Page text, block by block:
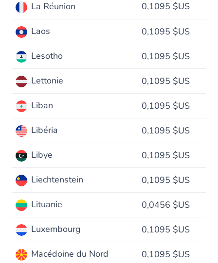
La Réunion 0,1095 $US
Laos 0,1095 $US
Lesotho 0,1095 $US
Lettonie 0,1095 $US
Liban 0,1095 $US
Libéria 0,1095 $US
Libye 0,1095 $US
Liechtenstein 0,1095 $US
Lituanie 0,0456 $US
Luxembourg 0,1095 $US
Macédoine du Nord 0,1095 $US